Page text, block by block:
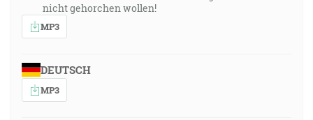
nicht gehorchen wollen!
MP3
DEUTSCH
MP3